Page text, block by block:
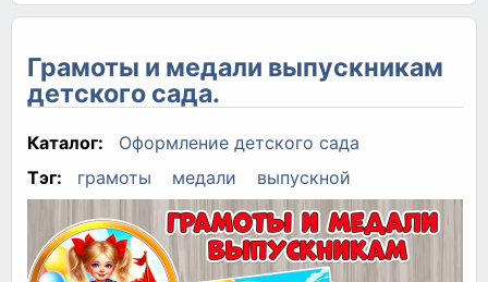
Грамоты и медали выпускникам
детского сада.
Каталог:
Оформление детского сада
Тэг:
грамоты медали выпускной